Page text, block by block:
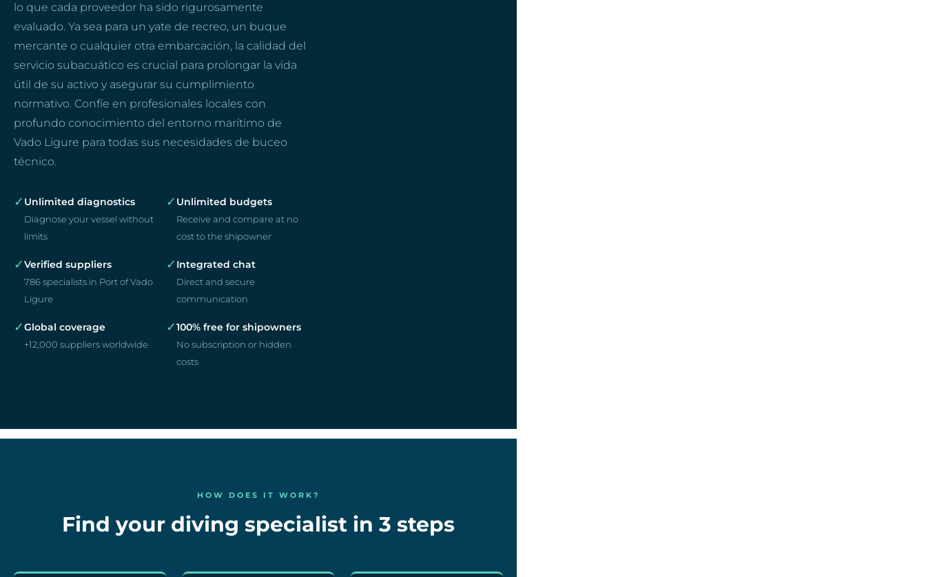
lo que cada proveedor ha sido rigurosamente
evaluado. Ya sea para un yate de recreo, un buque
mercante o cualquier otra embarcación, la calidad del
servicio subacuático es crucial para prolongar la vida
útil de su activo y asegurar su cumplimiento
normativo. Confíe en profesionales locales con
profundo conocimiento del entorno marítimo de
Vado Ligure para todas sus necesidades de buceo
técnico.
✓ Unlimited diagnostics
Diagnose your vessel without
limits
✓ Unlimited budgets
Receive and compare at no
cost to the shipowner
✓Verified suppliers
786 specialists in Port of Vado
Ligure
✓ Integrated chat
Direct and secure
communication
✓Global coverage
+12,000 suppliers worldwide
✓100% free for shipowners
No subscription or hidden
costs
HOW DOES IT WORK?
Find your diving specialist in 3 steps